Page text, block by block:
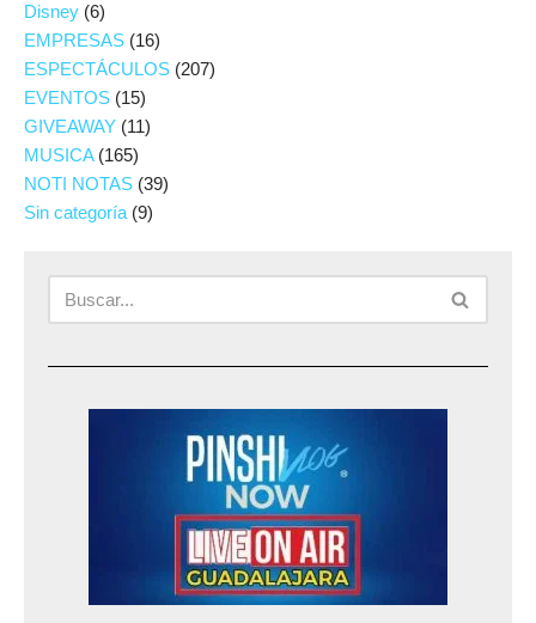
Disney (6)
EMPRESAS (16)
ESPECTÁCULOS (207)
EVENTOS (15)
GIVEAWAY (11)
MUSICA(165)
NOTI NOTAS (39)
Sin categoría (9)